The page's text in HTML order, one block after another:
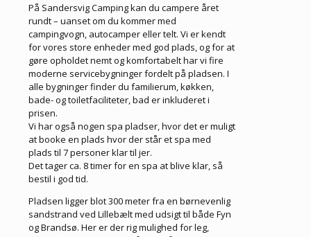
På Sandersvig Camping kan du campere året
rundt – uanset om du kommer med
campingvogn, autocamper eller telt. Vi er kendt
for vores store enheder med god plads, og for at
gøre opholdet nemt og komfortabelt har vi fire
moderne servicebygninger fordelt på pladsen. I
alle bygninger finder du familierum, køkken,
bade- og toiletfaciliteter, bad er inkluderet i
prisen.
Vi har også nogen spa pladser, hvor det er muligt
at booke en plads hvor der står et spa med
plads til 7 personer klar til jer.
Det tager ca. 8 timer for en spa at blive klar, så
bestil i god tid.
Pladsen ligger blot 300 meter fra en børnevenlig
sandstrand ved Lillebælt med udsigt til både Fyn
og Brandsø. Her er der rig mulighed for leg,